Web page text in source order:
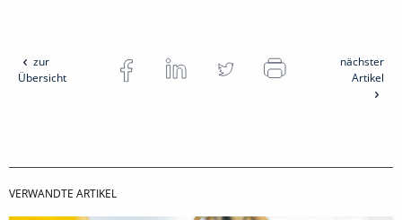
zur
Übersicht
nächster
Artikel
VERWANDTE ARTIKEL